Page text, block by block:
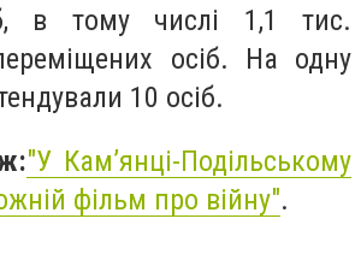
в тому числі 1,1 тис.
осіб. На одну
10 осіб.
"У Кам’янці-Подільському
фільм про війну".